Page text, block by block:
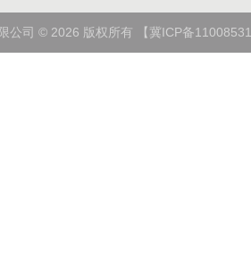
公司 © 2026 版权所有 【冀ICP备